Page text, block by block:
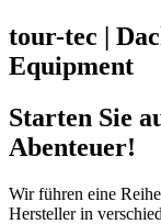
tour-tec |
Equipment
Starten Sie
Abenteuer!
Wir führen eine
Hersteller in